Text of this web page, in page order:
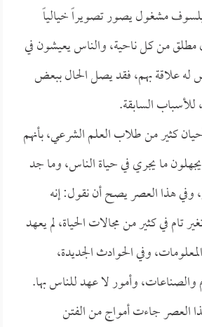
مشغول يصور تصويراً خيالياً
مطلق من كل ناحية، والناس يعيشون في
له علاقة بهم، فقد يصل الحال ببعض
للأسباب السابقة.
كثير من طلاب العلم الشرعي، بأنهم
ما يجري في حياة الناس، وما جد
وفي هذا العصر يصح أن نقول: إنه
في كثير من مجالات الحياة، لم يعهد
وفي الحوادث الجديدة،
والصناعات، وأمور لا عهد للناس بها.
العصر جاءت أمواج من الفتن